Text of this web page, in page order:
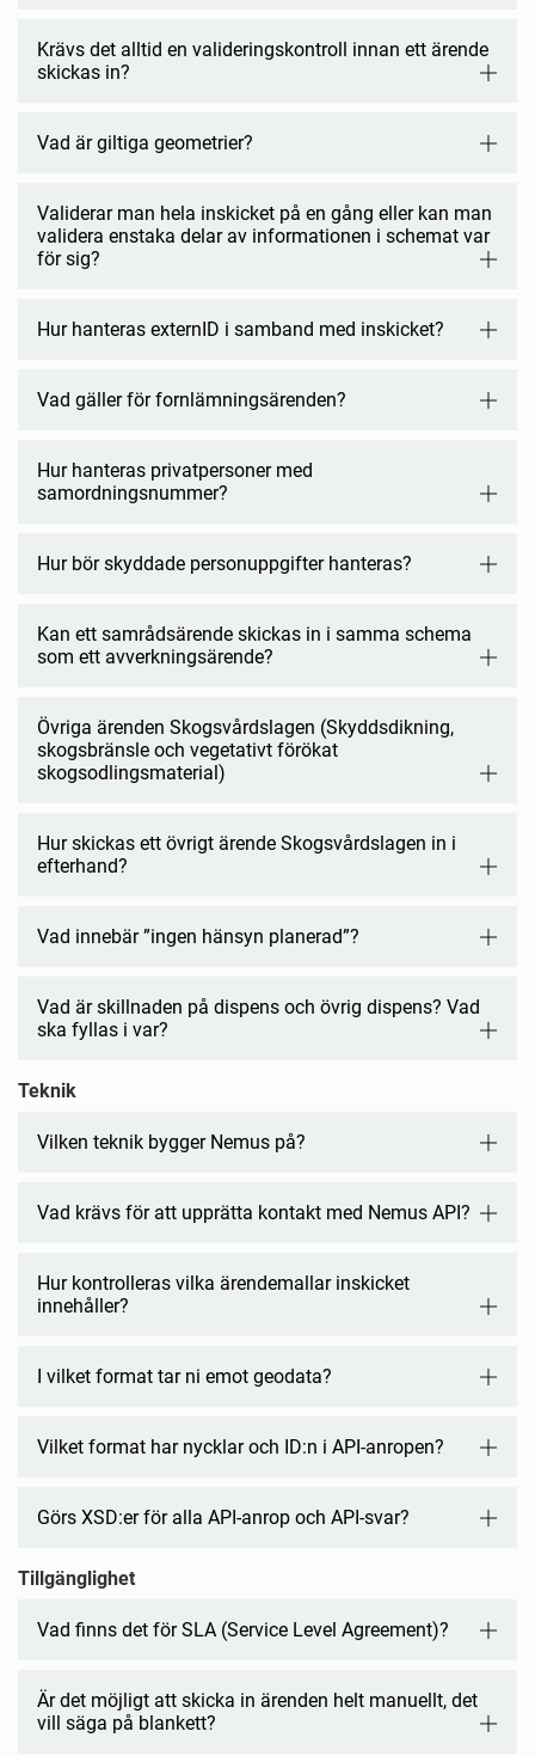
Krävs det alltid en valideringskontroll innan ett ärende
skickas in?
Vad är giltiga geometrier?
Validerar man hela inskicket på en gång eller kan man
validera enstaka delar av informationen i schemat var
för sig?
Hur hanteras externID i samband med inskicket?
Vad gäller för fornlämningsärenden?
Hur hanteras privatpersoner med
samordningsnummer?
Hur bör skyddade personuppgifter hanteras?
Kan ett samrådsärende skickas in i samma schema
som ett avverkningsärende?
Övriga ärenden Skogsvårdslagen (Skyddsdikning,
skogsbränsle och vegetativt förökat
skogsodlingsmaterial)
Hur skickas ett övrigt ärende Skogsvårdslagen in i
efterhand?
Vad innebär ”ingen hänsyn planerad”?
Vad är skillnaden på dispens och övrig dispens? Vad
ska fyllas i var?
Teknik
Vilken teknik bygger Nemus på?
Vad krävs för att upprätta kontakt med Nemus API?
Hur kontrolleras vilka ärendemallar inskicket
innehåller?
I vilket format tar ni emot geodata?
Vilket format har nycklar och ID:n i API-anropen?
Görs XSD:er för alla API-anrop och API-svar?
Tillgänglighet
Vad finns det för SLA (Service Level Agreement)?
Är det möjligt att skicka in ärenden helt manuellt, det
vill säga på blankett?